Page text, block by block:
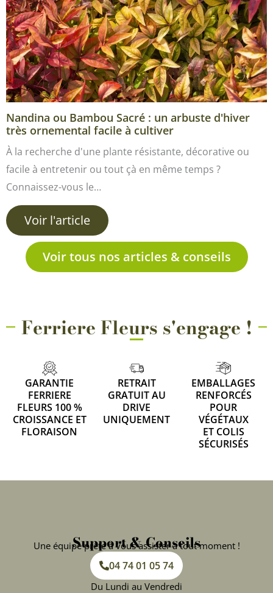
Nandina ou Bambou Sacré : un arbuste d'hiver
très ornemental facile à cultiver
À la recherche d'une plante résistante, décorative ou
facile à entretenir ou tout çà en même temps ?
Connaissez-vous le…
Voir l'article
Voir tous nos articles & conseils
Ferriere Fleurs s'engage !
GARANTIE
FERRIERE
FLEURS 100 %
CROISSANCE ET
FLORAISON
RETRAIT
GRATUIT AU
DRIVE
UNIQUEMENT
EMBALLAGES
RENFORCÉS
POUR
VÉGÉTAUX
ET COLIS
SÉCURISÉS
Support & Conseils
Une équipe prête à vous assister à tout moment !
04 74 01 05 74
Du Lundi au Vendredi